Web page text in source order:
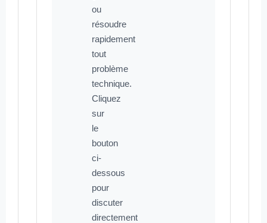
ou
résoudre
rapidement
tout
problème
technique.
Cliquez
sur
le
bouton
ci-
dessous
pour
discuter
directement